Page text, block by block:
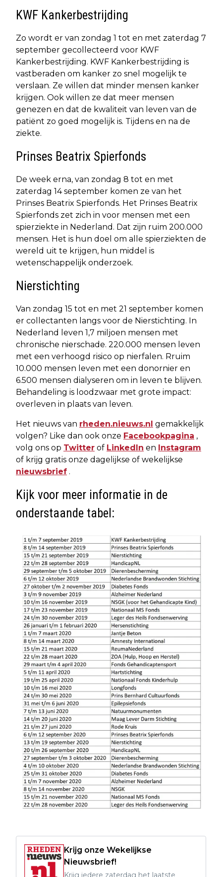
KWF Kankerbestrijding
Zo wordt er van zondag 1 tot en met zaterdag 7
september gecollecteerd voor KWF
Kankerbestrijding. KWF Kankerbestrijding is
vastberaden om kanker zo snel mogelijk te
verslaan. Ze willen dat minder mensen kanker
krijgen. Ook willen ze dat meer mensen
genezen en dat de kwaliteit van leven van de
patiënt zo goed mogelijk is. Tijdens en na de
ziekte.
Prinses Beatrix Spierfonds
De week erna, van zondag 8 tot en met
zaterdag 14 september komen ze van het
Prinses Beatrix Spierfonds. Het Prinses Beatrix
Spierfonds zet zich in voor mensen met een
spierziekte in Nederland. Dat zijn ruim 200.000
mensen. Het is hun doel om alle spierziekten de
wereld uit te krijgen, hun middel is
wetenschappelijk onderzoek.
Nierstichting
Van zondag 15 tot en met 21 september komen
er collectanten langs voor de Nierstichting. In
Nederland leven 1,7 miljoen mensen met
chronische nierschade. 220.000 mensen leven
met een verhoogd risico op nierfalen. Rruim
10.000 mensen leven met een donornier en
6.500 mensen dialyseren om in leven te blijven.
Behandeling is loodzwaar met grote impact:
overleven in plaats van leven.
Het nieuws van rheden.nieuws.nl gemakkelijk
volgen? Like dan ook onze Facebookpagina ,
volg ons op Twitter of LinkedIn en Instagram
of krijg gratis onze dagelijkse of wekelijkse
nieuwsbrief .
Kijk voor meer informatie in de
onderstaande tabel:
Krijg onze Wekelijkse
Nieuwsbrief!
Krijg iedere zaterdag het laatste